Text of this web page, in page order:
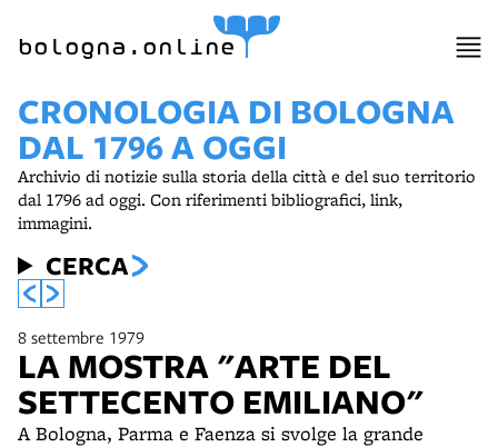
bologna.online
CRONOLOGIA DI BOLOGNA
DAL 1796 A OGGI
Archivio di notizie sulla storia della città e del suo territorio
dal 1796 ad oggi. Con riferimenti bibliografici, link,
immagini.
CERCA
8 settembre 1979
LA MOSTRA "ARTE DEL
SETTECENTO EMILIANO"
A Bologna, Parma e Faenza si svolge la grande